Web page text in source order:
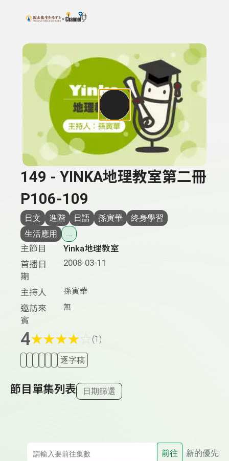
上方功能區塊
搜尋關鍵字：可輸入節目名稱、主持人或關鍵字
149 - YINKA地理教室第二冊
P106-109
日文 進階 日語 孫寅華
終身學習
生活應用
...
主節目
Yinka地理教室
首播日
期
2008-03-11
主持人 孫寅華
邀訪來
賓
無
4★★★★ (1)
逐字稿
節目單集列表 日期篩選
前往 新的優先